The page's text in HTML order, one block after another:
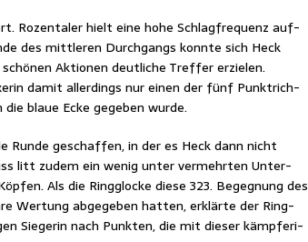
Rozenta­ler hielt eine hohe Schlag­fre­quenz auf­
des mitt­le­ren Durch­gangs konn­te sich Heck
Aktio­nen deut­li­che Tref­fer erzie­len.
damit aller­dings nur einen der fünf Punkt­rich­
blaue Ecke gege­ben wurde.
geschaf­fen, in der es Heck dann nicht
litt zudem ein wenig unter ver­mehr­ten Unter­
Als die Ring­glo­cke die­se 323. Begeg­nung des
Wer­tung abge­ge­ben hat­ten, erklär­te der Ring­
Sie­ge­rin nach Punk­ten, die mit die­ser kämp­fe­ri­